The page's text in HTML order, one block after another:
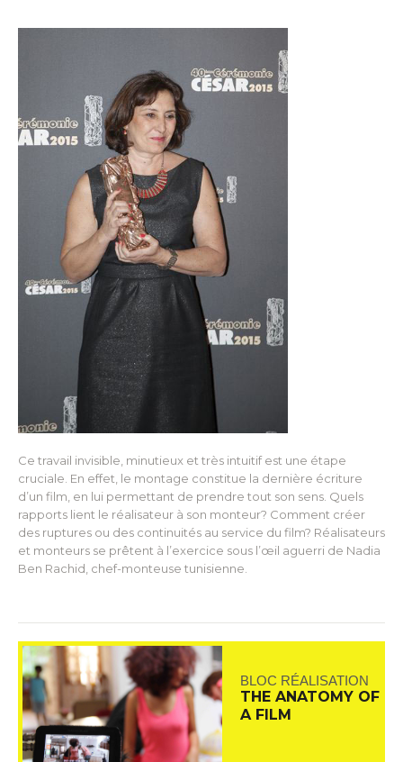
Ce travail invisible, minutieux et très intuitif est une étape
cruciale. En effet, le montage constitue la dernière écriture
d’un film, en lui permettant de prendre tout son sens. Quels
rapports lient le réalisateur à son monteur? Comment créer
des ruptures ou des continuités au service du film? Réalisateurs
et monteurs se prêtent à l’exercice sous l’œil aguerri de Nadia
Ben Rachid, chef-monteuse tunisienne.
BLOC RÉALISATION
THE ANATOMY OF
A FILM